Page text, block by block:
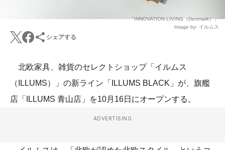
「INNOVATION LIVING（Denmark）」
Image by: イルムス
シェアする
北欧家具、雑貨のセレクトショップ「イルムス
（ILLUMS）」の新ライン「ILLUMS BLACK」が、旗艦
店「ILLUMS ⻘山店」を10月16日にオープンする。
ADVERTISING